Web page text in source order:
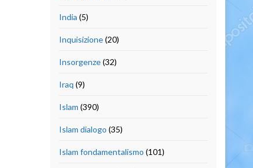
India (5)
Inquisizione(20)
Insorgenze(32)
Iraq (9)
Islam (390)
Islam dialogo (35)
Islam fondamentalismo (101)